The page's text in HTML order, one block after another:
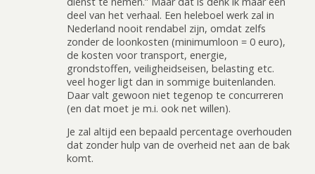
deel van het verhaal. Een heleboel werk zal in
Nederland nooit rendabel zijn, omdat zelfs
zonder de loonkosten (minimumloon = 0 euro),
de kosten voor transport, energie,
grondstoffen, veiligheidseisen, belasting etc.
veel hoger ligt dan in sommige buitenlanden.
Daar valt gewoon niet tegenop te concurreren
(en dat moet je m.i. ook net willen).
Je zal altijd een bepaald percentage overhouden
dat zonder hulp van de overheid net aan de bak
komt.